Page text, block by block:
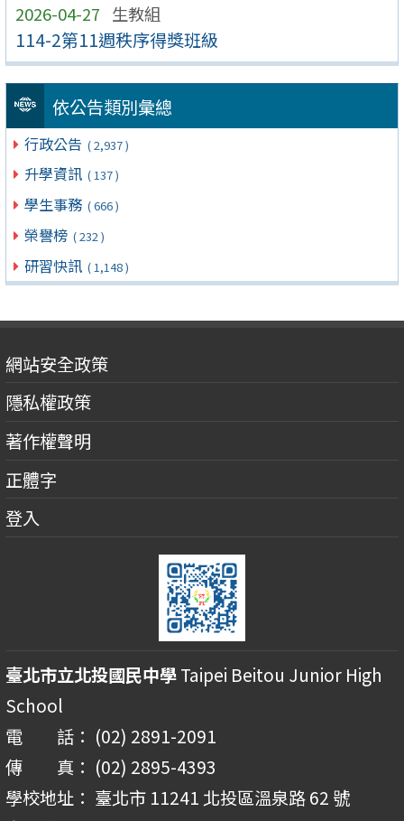
2026-04-27 生教組
114-2第11週秩序得獎班級
依公告類別彙總
行政公告 ( 2,937 )
升學資訊 ( 137 )
學生事務 ( 666 )
榮譽榜 ( 232 )
研習快訊 ( 1,148 )
網站安全政策
隱私權政策
著作權聲明
正體字
登入
臺北市立北投國民中學Taipei Beitou Junior High
School
電 話： (02) 2891-2091
傳 真： (02) 2895-4393
學校地址： 臺北市 11241 北投區溫泉路 62 號